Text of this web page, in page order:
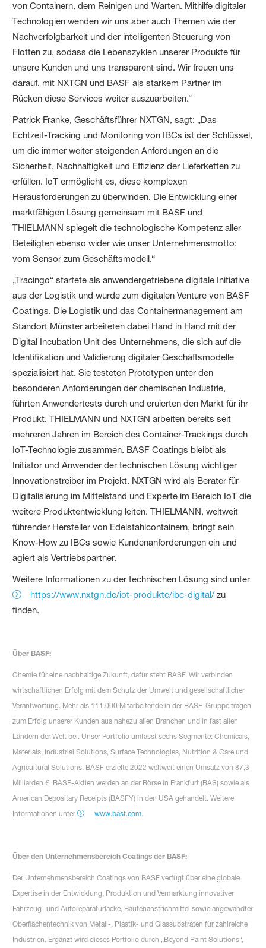
von Containern, dem Reinigen und Warten. Mithilfe digitaler
Technologien wenden wir uns aber auch Themen wie der
Nachverfolgbarkeit und der intelligenten Steuerung von
Flotten zu, sodass die Lebenszyklen unserer Produkte für
unsere Kunden und uns transparent sind. Wir freuen uns
darauf, mit NXTGN und BASF als starkem Partner im
Rücken diese Services weiter auszuarbeiten.“
Patrick Franke, Geschäftsführer NXTGN, sagt: „Das
Echtzeit-Tracking und Monitoring von IBCs ist der Schlüssel,
um die immer weiter steigenden Anfordungen an die
Sicherheit, Nachhaltigkeit und Effizienz der Lieferketten zu
erfüllen. IoT ermöglicht es, diese komplexen
Herausforderungen zu überwinden. Die Entwicklung einer
marktfähigen Lösung gemeinsam mit BASF und
THIELMANN spiegelt die technologische Kompetenz aller
Beteiligten ebenso wider wie unser Unternehmensmotto:
vom Sensor zum Geschäftsmodell.“
„Tracingo“ startete als anwendergetriebene digitale Initiative
aus der Logistik und wurde zum digitalen Venture von BASF
Coatings. Die Logistik und das Containermanagement am
Standort Münster arbeiteten dabei Hand in Hand mit der
Digital Incubation Unit des Unternehmens, die sich auf die
Identifikation und Validierung digitaler Geschäftsmodelle
spezialisiert hat. Sie testeten Prototypen unter den
besonderen Anforderungen der chemischen Industrie,
führten Anwendertests durch und eruierten den Markt für ihr
Produkt. THIELMANN und NXTGN arbeiten bereits seit
mehreren Jahren im Bereich des Container-Trackings durch
IoT-Technologie zusammen. BASF Coatings bleibt als
Initiator und Anwender der technischen Lösung wichtiger
Innovationstreiber im Projekt. NXTGN wird als Berater für
Digitalisierung im Mittelstand und Experte im Bereich IoT die
weitere Produktentwicklung leiten. THIELMANN, weltweit
führender Hersteller von Edelstahlcontainern, bringt sein
Know-How zu IBCs sowie Kundenanforderungen ein und
agiert als Vertriebspartner.
Weitere Informationen zu der technischen Lösung sind unter
https://www.nxtgn.de/iot-produkte/ibc-digital/ zu
finden.
Über BASF:
Chemie für eine nachhaltige Zukunft, dafür steht BASF. Wir verbinden
wirtschaftlichen Erfolg mit dem Schutz der Umwelt und gesellschaftlicher
Verantwortung. Mehr als 111.000 Mitarbeitende in der BASF-Gruppe tragen
zum Erfolg unserer Kunden aus nahezu allen Branchen und in fast allen
Ländern der Welt bei. Unser Portfolio umfasst sechs Segmente: Chemicals,
Materials, Industrial Solutions, Surface Technologies, Nutrition & Care und
Agricultural Solutions. BASF erzielte 2022 weltweit einen Umsatz von 87,3
Milliarden €. BASF-Aktien werden an der Börse in Frankfurt (BAS) sowie als
American Depositary Receipts (BASFY) in den USA gehandelt. Weitere
Informationen unter
www.basf.com.
Über den Unternehmensbereich Coatings der BASF:
Der Unternehmensbereich Coatings von BASF verfügt über eine globale
Expertise in der Entwicklung, Produktion und Vermarktung innovativer
Fahrzeug- und Autoreparaturlacke, Bautenanstrichmittel sowie angewandter
Oberflächentechnik von Metall-, Plastik- und Glassubstraten für zahlreiche
Industrien. Ergänzt wird dieses Portfolio durch „Beyond Paint Solutions“,